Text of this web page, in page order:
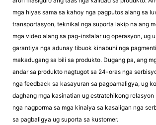
mga hiyas sama sa kahoy nga pagputos alang sa
transportasyon, teknikal nga suporta lakip na ang
mga video alang sa pag-instalar ug operasyon, ug
garantiya nga adunay tibuok kinabuhi nga
makadugang sa bili sa produkto. Dugang pa, ang
andar sa produkto nagtugot sa 24-oras nga
nga feedback sa kasayuran sa pagpamaligya, ug
daghang mga kasinatian ug estratehikong relasyon
nga nagporma sa mga kinaiya sa kasaligan nga
sa pagbaligya ug suporta sa kustomer.